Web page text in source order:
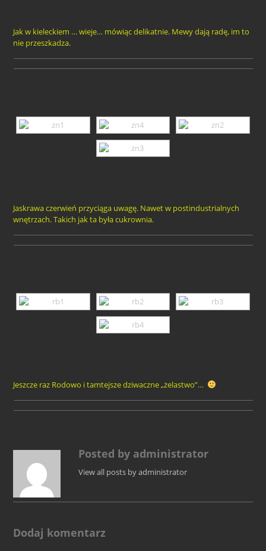
Jak w kieleckiem … wieje… mówiąc delikatnie. Mewy dają radę, im to
nie przeszkadza.
Jaskrawa czerwień przyciąga uwagę. Nawet w postindustrialnych
wnętrzach. Takich jak ta była cukrownia.
Jeszcze raz Rodowo i tamtejsze dziwaczne „żelastwo”…
Posted by administrator
View all posts by administrator
Dodaj komentarz